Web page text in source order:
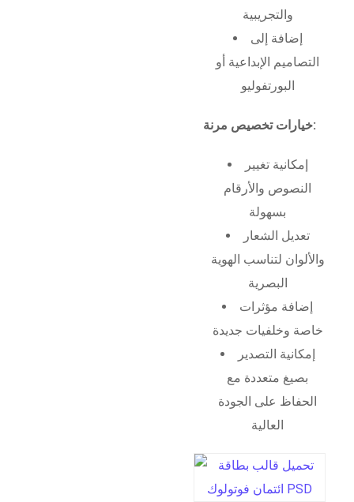
والتجريبية
إضافة إلى
التصاميم الإبداعية أو
البورتفوليو
خيارات تخصيص مرنة:
إمكانية تغيير
النصوص والأرقام
بسهولة
تعديل الشعار
والألوان لتناسب الهوية
البصرية
إضافة مؤثرات
خاصة وخلفيات جديدة
إمكانية التصدير
بصيغ متعددة مع
الحفاظ على الجودة
العالية